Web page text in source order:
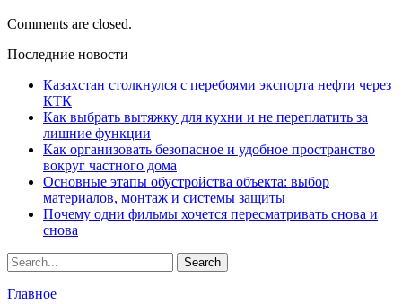
Comments are closed.
Последние новости
Казахстан столкнулся с перебоями экспорта нефти через
КТК
Как выбрать вытяжку для кухни и не переплатить за
лишние функции
Как организовать безопасное и удобное пространство
вокруг частного дома
Основные этапы обустройства объекта: выбор
материалов, монтаж и системы защиты
Почему одни фильмы хочется пересматривать снова и
снова
Главное